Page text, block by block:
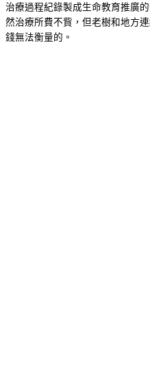
治療過程紀錄製成生命教育推廣
然治療所費不貲，但老樹和地方
錢無法衡量的。